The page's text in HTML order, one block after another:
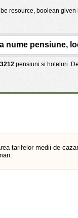
resource, boolean
3212 pensiuni si hoteluri.
tarifelor medii de